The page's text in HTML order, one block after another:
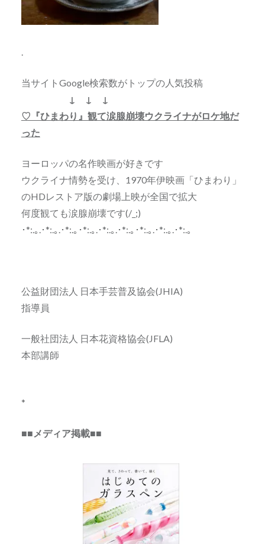
.
当サイトGoogle検索数がトップの人気投稿
↓ ↓ ↓
♡『ひまわり』観て涙腺崩壊ウクライナがロケ地だ
った
ヨーロッパの名作映画が好きです
ウクライナ情勢を受け、1970年伊映画「ひまわり」
のHDレストア版の劇場上映が全国で拡大
何度観ても涙腺崩壊です(/_;)
･*:.｡.･*:.｡.･*:.｡･*:.｡.･*:.｡.･*:.｡･*:.｡.･*:.｡.･*:.｡
公益財団法人 日本手芸普及協会(JHIA)
指導員
一般社団法人 日本花資格協会(JFLA)
本部講師
*
■■メディア掲載■■